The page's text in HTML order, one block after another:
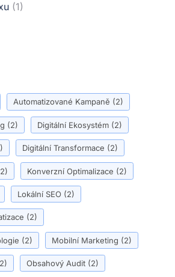
(1)
Automatizované Kampaně (2)
(2) Digitální Ekosystém (2)
Digitální Transformace (2)
Konverzní Optimalizace (2)
Lokální SEO (2)
(2)
(2) Mobilní Marketing (2)
Obsahový Audit (2)